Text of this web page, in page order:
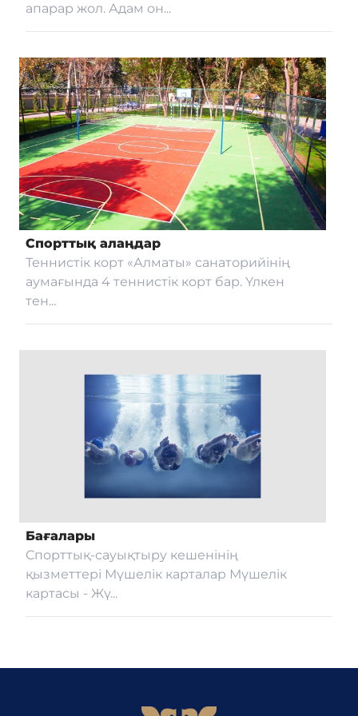
апарар жол. Адам он...
Спорттық алаңдар
Теннистік корт «Алматы» санаторийінің
аумағында 4 теннистік корт бар. Үлкен
тен...
Бағалары
Спорттық-сауықтыру кешенінің
қызметтері Мүшелік карталар Мүшелік
картасы - Жү...